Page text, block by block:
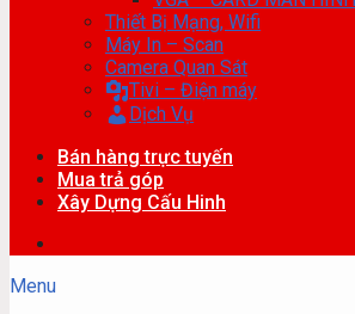
Thiết Bị Mạng, Wifi
Máy In – Scan
Camera Quan Sát
Tivi – Điện máy
Dịch Vụ
Bán hàng trực tuyến
Mua trả góp
Xây Dựng Cấu Hinh
Menu